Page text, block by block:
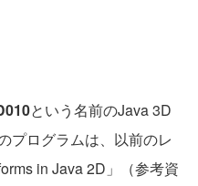
という名前のJava 3D
プログラムは、以前のレ
in Java 2D」（参考資